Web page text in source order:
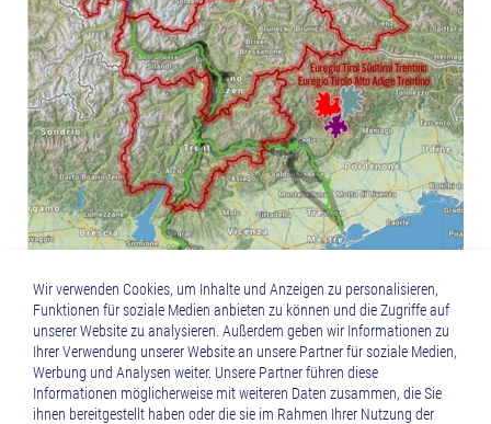
Wir verwenden Cookies, um Inhalte und Anzeigen zu personalisieren,
Funktionen für soziale Medien anbieten zu können und die Zugriffe auf
unserer Website zu analysieren. Außerdem geben wir Informationen zu
Ihrer Verwendung unserer Website an unsere Partner für soziale Medien,
Werbung und Analysen weiter. Unsere Partner führen diese
Informationen möglicherweise mit weiteren Daten zusammen, die Sie
ihnen bereitgestellt haben oder die sie im Rahmen Ihrer Nutzung der